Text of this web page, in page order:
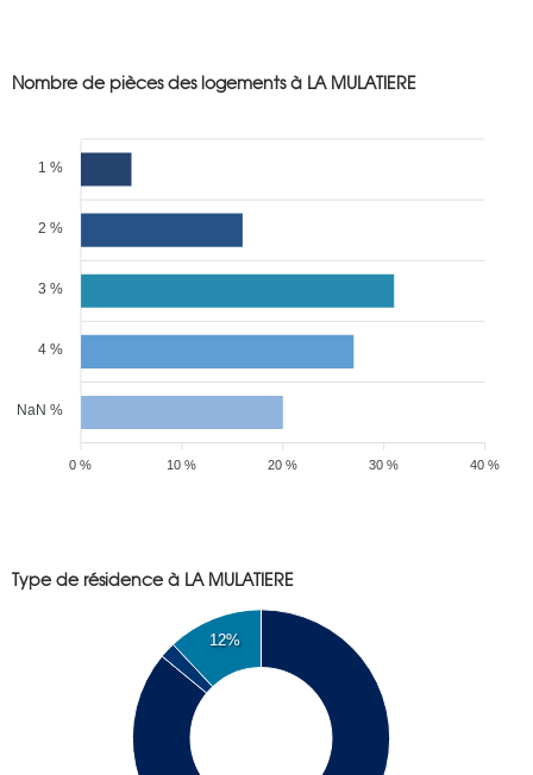
Nombre de pièces des logements à LA MULATIERE
1 %
2 %
3 %
4 %
NaN %
40 %
30 %
20 %
10 %
0 %
Type de résidence à LA MULATIERE
12%